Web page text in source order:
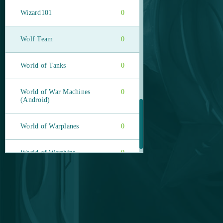
Wizard101 0
Wolf Team 0
World of Tanks 0
World of War Machines
(Android)
0
World of Warplanes 0
World of Warships 0